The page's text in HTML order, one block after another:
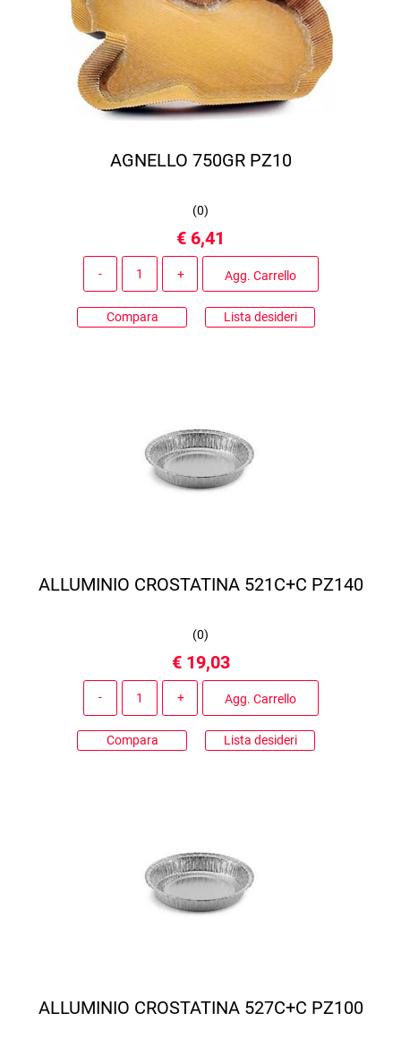
AGNELLO 750GR PZ10
(0)
€ 6,41
Agg. Carrello
Compara Lista desideri
ALLUMINIO CROSTATINA 521C+C PZ140
(0)
€ 19,03
Agg. Carrello
Compara Lista desideri
ALLUMINIO CROSTATINA 527C+C PZ100